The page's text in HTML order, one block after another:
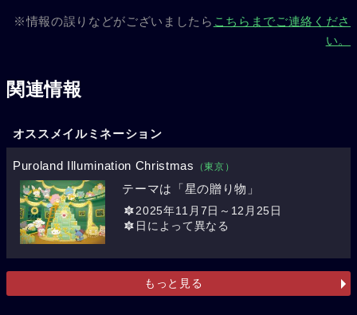
※情報の誤りなどがございましたら こちらまでご連絡くださ
い。
関連情報
オススメイルミネーション
Puroland Illumination Christmas （東京）
テーマは「星の贈り物」
2025年11月7日～12月25日
日によって異なる
もっと見る